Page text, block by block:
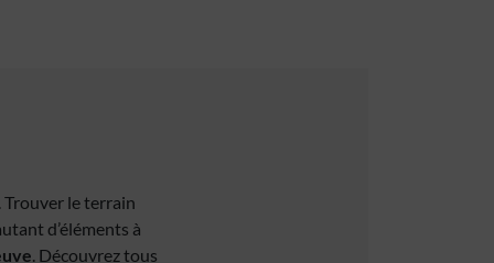
. Trouver le terrain
d’éléments à
. Découvrez tous